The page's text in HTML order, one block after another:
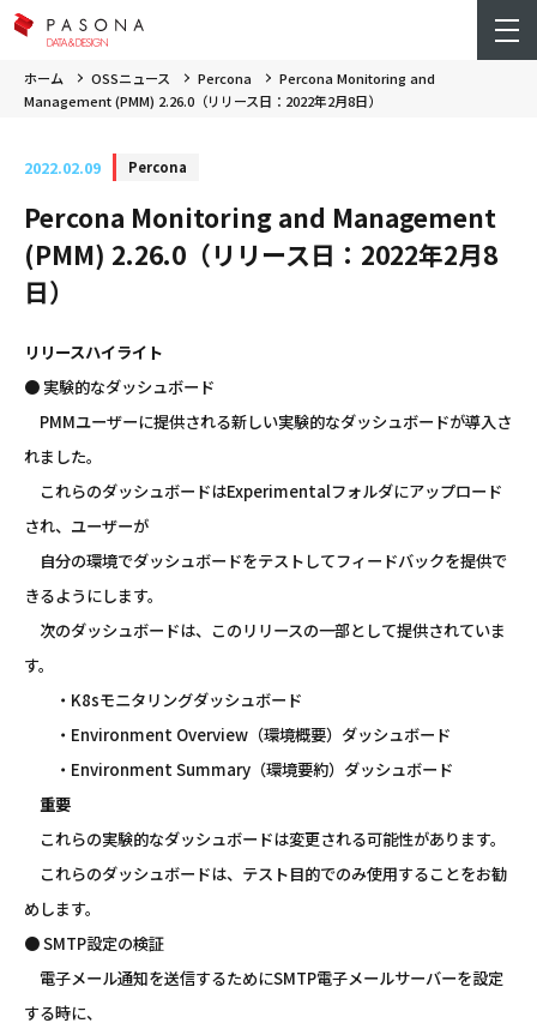
ホーム OSSニュース Percona
Percona Monitoring and
Management (PMM) 2.26.0（リリース日：2022年2月8日）
2022.02.09 Percona
Percona Monitoring and Management
(PMM) 2.26.0（リリース日：2022年2月8
日）
リリースハイライト
● 実験的なダッシュボード
PMMユーザーに提供される新しい実験的なダッシュボードが導入さ
れました。
これらのダッシュボードはExperimentalフォルダにアップロード
され、ユーザーが
自分の環境でダッシュボードをテストしてフィードバックを提供で
きるようにします。
次のダッシュボードは、このリリースの一部として提供されていま
す。
・K8sモニタリングダッシュボード
・Environment Overview（環境概要）ダッシュボード
・Environment Summary（環境要約）ダッシュボード
重要
これらの実験的なダッシュボードは変更される可能性があります。
これらのダッシュボードは、テスト目的でのみ使用することをお勧
めします。
● SMTP設定の検証
電子メール通知を送信するためにSMTP電子メールサーバーを設定
する時に、